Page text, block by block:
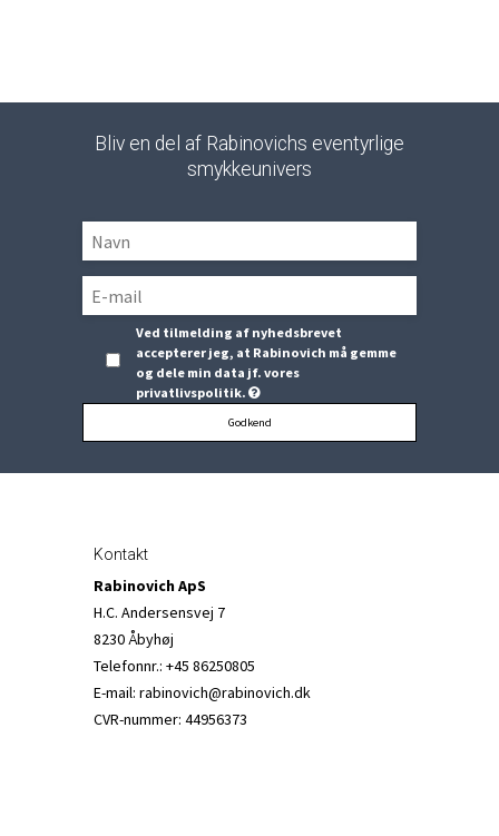
Bliv en del af Rabinovichs eventyrlige
smykkeunivers
Ved tilmelding af nyhedsbrevet
accepterer jeg, at Rabinovich må gemme
og dele min data jf. vores
privatlivspolitik.
Godkend
Kontakt
Rabinovich ApS
H.C. Andersensvej 7
8230 Åbyhøj
Telefonnr.: +45 86250805
E-mail: rabinovich@rabinovich.dk
CVR-nummer: 44956373